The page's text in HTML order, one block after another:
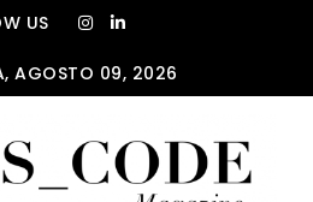
US
AGOSTO 09, 2026